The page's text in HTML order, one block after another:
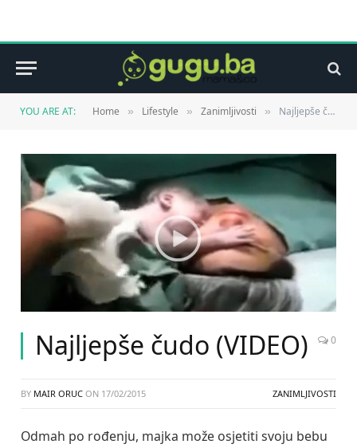
YOU ARE AT: Home » Lifestyle » Zanimljivosti » Najljepše čudo (VIDEO)
Najljepše čudo (VIDEO) 0
BY MAIR ORUC ON 17/02/2015 ZANIMLJIVOSTI
Odmah po rođenju, majka može osjetiti svoju bebu